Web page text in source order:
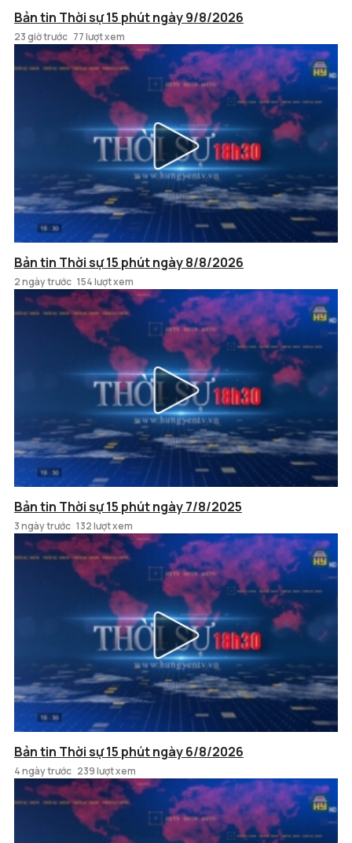
Bản tin Thời sự 15 phút ngày 9/8/2026
23 giờ trước 77 lượt xem
Bản tin Thời sự 15 phút ngày 8/8/2026
2 ngày trước 154 lượt xem
Bản tin Thời sự 15 phút ngày 7/8/2025
3 ngày trước 132 lượt xem
Bản tin Thời sự 15 phút ngày 6/8/2026
4 ngày trước 239 lượt xem